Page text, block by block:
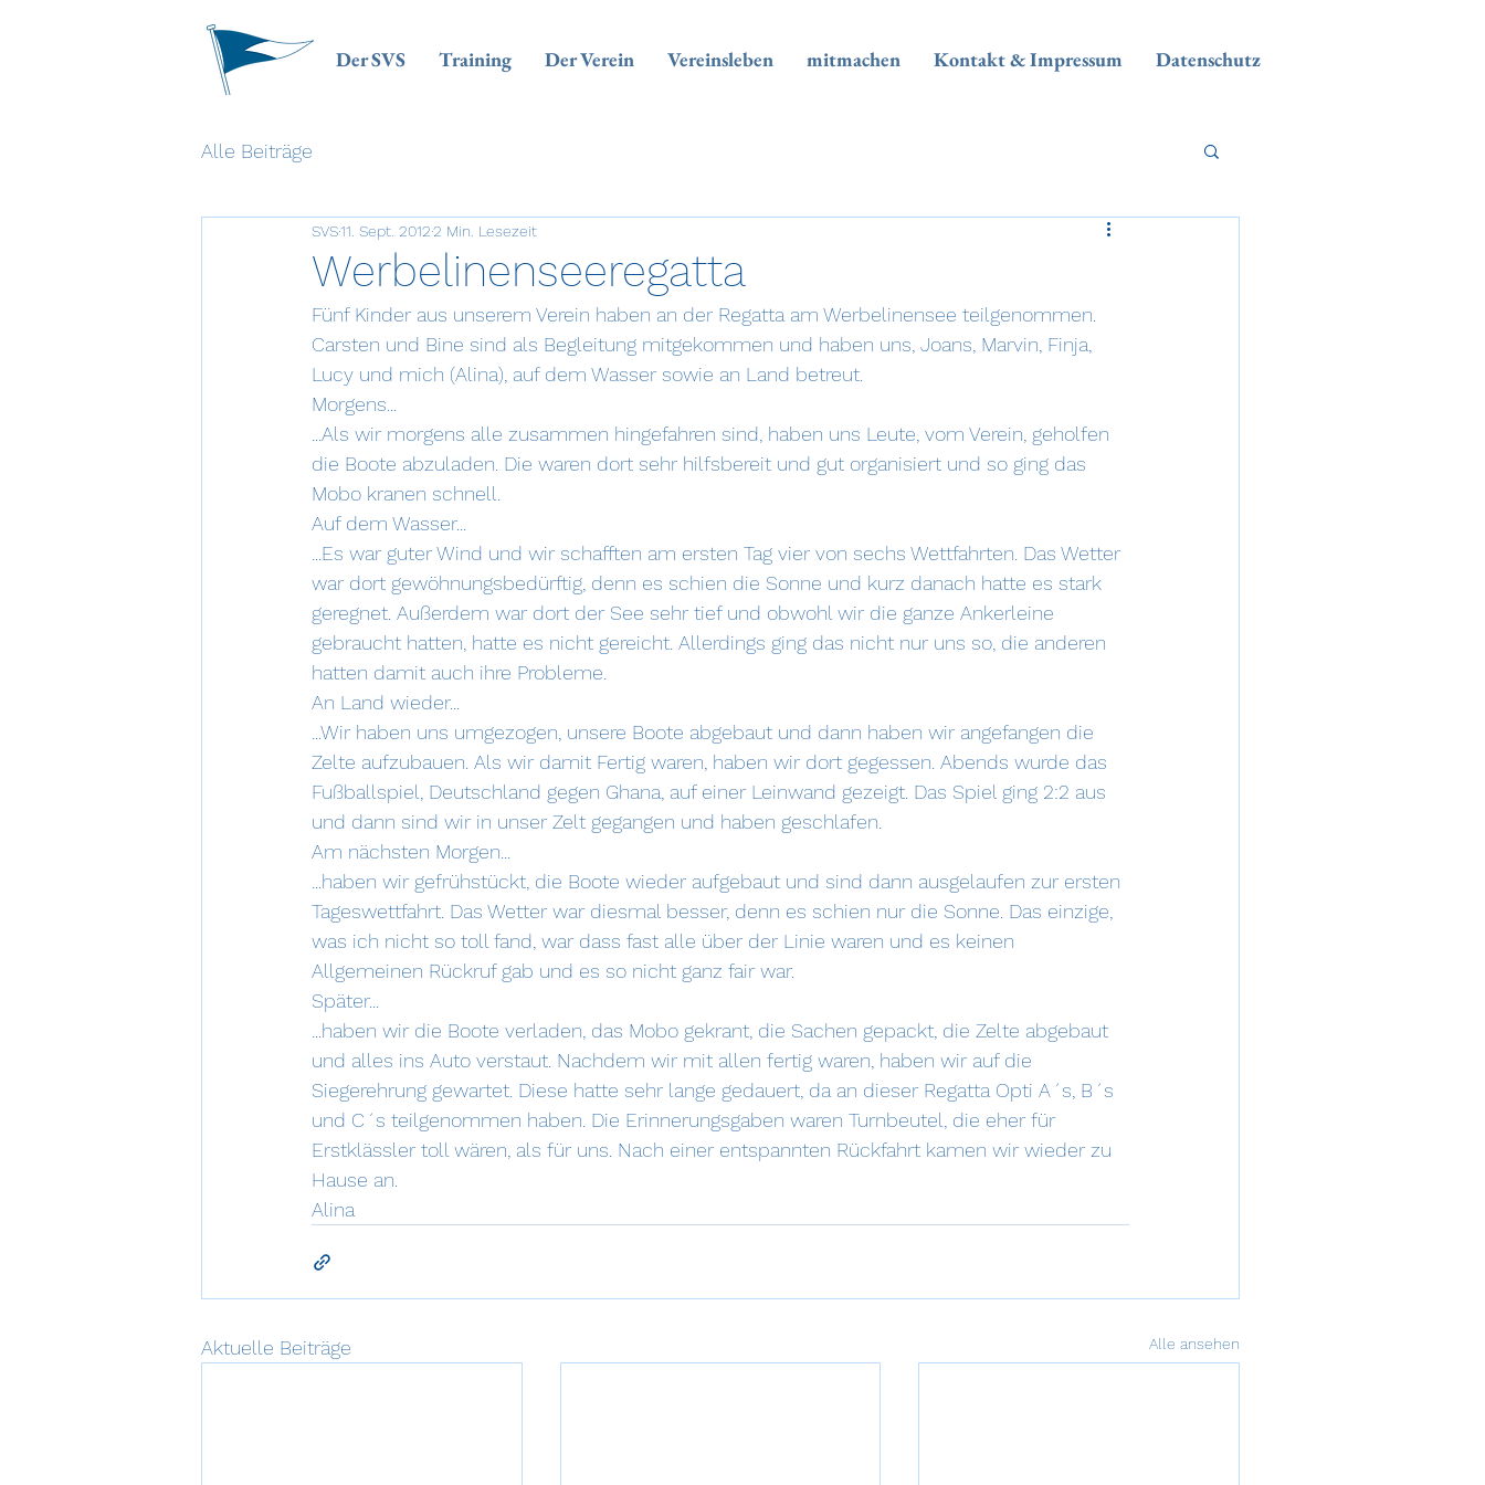
Der SVS Training Der Verein Vereinsleben mitmachen Kontakt & Impressum Datenschutz
Alle Beiträge
Werbelinenseeregatta
SVS11. Sept. 20122 Min. Lesezeit
Fünf Kinder aus unserem Verein haben an der Regatta am Werbelinensee teilgenommen.
Carsten und Bine sind als Begleitung mitgekommen und haben uns, Joans, Marvin, Finja,
Lucy und mich (Alina), auf dem Wasser sowie an Land betreut.
Morgens...
...Als wir morgens alle zusammen hingefahren sind, haben uns Leute, vom Verein, geholfen
die Boote abzuladen. Die waren dort sehr hilfsbereit und gut organisiert und so ging das
Mobo kranen schnell.
Auf dem Wasser...
...Es war guter Wind und wir schafften am ersten Tag vier von sechs Wettfahrten. Das Wetter
war dort gewöhnungsbedürftig, denn es schien die Sonne und kurz danach hatte es stark
geregnet. Außerdem war dort der See sehr tief und obwohl wir die ganze Ankerleine
gebraucht hatten, hatte es nicht gereicht. Allerdings ging das nicht nur uns so, die anderen
hatten damit auch ihre Probleme.
An Land wieder...
...Wir haben uns umgezogen, unsere Boote abgebaut und dann haben wir angefangen die
Zelte aufzubauen. Als wir damit Fertig waren, haben wir dort gegessen. Abends wurde das
Fußballspiel, Deutschland gegen Ghana, auf einer Leinwand gezeigt. Das Spiel ging 2:2 aus
und dann sind wir in unser Zelt gegangen und haben geschlafen.
Am nächsten Morgen...
...haben wir gefrühstückt, die Boote wieder aufgebaut und sind dann ausgelaufen zur ersten
Tageswettfahrt. Das Wetter war diesmal besser, denn es schien nur die Sonne. Das einzige,
was ich nicht so toll fand, war dass fast alle über der Linie waren und es keinen
Allgemeinen Rückruf gab und es so nicht ganz fair war.
Später...
...haben wir die Boote verladen, das Mobo gekrant, die Sachen gepackt, die Zelte abgebaut
und alles ins Auto verstaut. Nachdem wir mit allen fertig waren, haben wir auf die
Siegerehrung gewartet. Diese hatte sehr lange gedauert, da an dieser Regatta Opti A´s, B´s
und C´s teilgenommen haben. Die Erinnerungsgaben waren Turnbeutel, die eher für
Erstklässler toll wären, als für uns. Nach einer entspannten Rückfahrt kamen wir wieder zu
Hause an.
Alina
Aktuelle Beiträge Alle ansehen